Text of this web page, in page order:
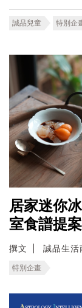
誠品兒童 特別企
居家迷你
室食譜提案
撰文 誠品生活
特別企畫